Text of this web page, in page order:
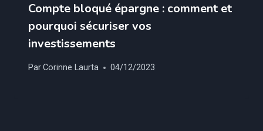
Compte bloqué épargne : comment et
pourquoi sécuriser vos
investissements
ParCorinne Laurta 04/12/2023